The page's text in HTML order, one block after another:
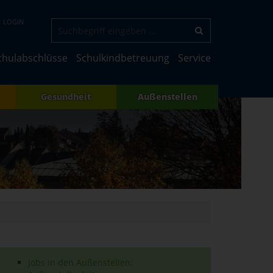
LOGIN
Schulkindbetreuung Service
Gesundheit Außenstellen
Jobs in den Außenstellen: